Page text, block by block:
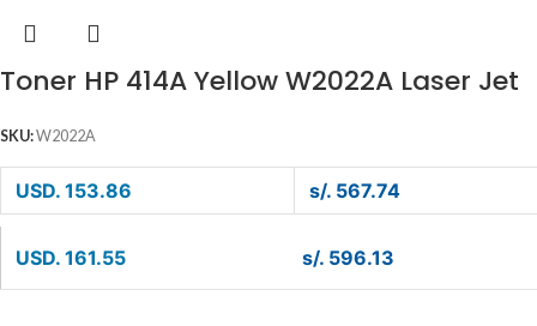
Toner HP 414A Yellow W2022A Laser Jet
SKU:W2022A
USD. 153.86 s/. 567.74
USD. 161.55 s/. 596.13